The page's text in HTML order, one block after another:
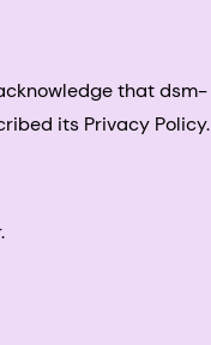
that dsm-
its Privacy Policy.